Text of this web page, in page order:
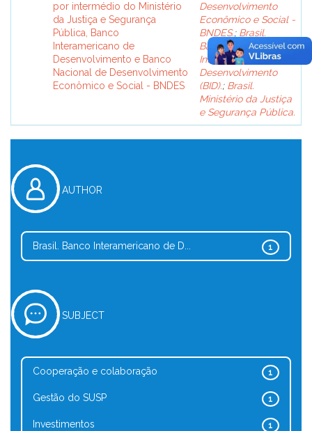
por intermédio do Ministério
da Justiça e Segurança
Pública, Banco
Interamericano de
Desenvolvimento e Banco
Nacional de Desenvolvimento
Econômico e Social - BNDES
Desenvolvimento
Econômico e Social -
BNDES.; Brasil.
Banco
Interamericano de
Desenvolvimento
(BID).; Brasil.
Ministério da Justiça
e Segurança Pública.
AUTHOR
1
Brasil. Banco Interamericano de D...
SUBJECT
1
Cooperação e colaboração
1
Gestão do SUSP
1
Investimentos